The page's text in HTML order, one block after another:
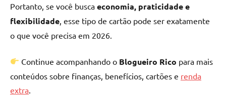
Portanto, se você busca economia, praticidade e
flexibilidade , esse tipo de cartão pode ser exatamente
o que você precisa em 2026.
Continue acompanhando o Blogueiro Rico para mais
conteúdos sobre finanças, benefícios, cartões e renda
extra